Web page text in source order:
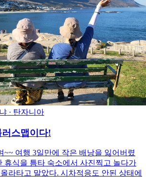
· 탄자니아
스맵이다!
~~ 여행 3일만에 작은 배낭을 잃어버렸
휴식을 틈타 숙소에서 사진찍고 놀다가
라타고 말았다. 시차적응도 안된 상태에